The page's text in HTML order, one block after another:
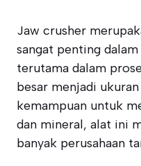
Jaw crusher
sangat penting
terutama dalam
besar menjadi
kemampuan untuk
dan mineral, alat ini
banyak perusahaan